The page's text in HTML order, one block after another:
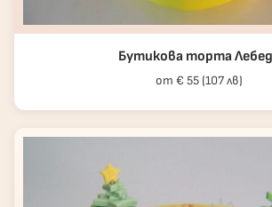
Бутикова торта
от € 55 (107 лв)